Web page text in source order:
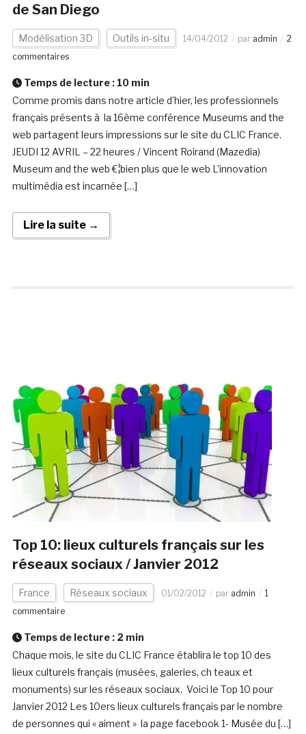
de San Diego
Modélisation 3D Outils in-situ 14/04/2012 par admin
2
commentaires
Temps de lecture : 10 min
Comme promis dans notre article d’hier, les professionnels
français présents à la 16ème conférence Museums and the
web partagent leurs impressions sur le site du CLIC France.
JEUDI 12 AVRIL – 22 heures / Vincent Roirand (Mazedia)
Museum and the web €¦bien plus que le web L’innovation
multimédia est incarnée […]
Lire la suite →
Top 10: lieux culturels français sur les
réseaux sociaux / Janvier 2012
France Réseaux sociaux 01/02/2012 par admin
1
commentaire
Temps de lecture : 2 min
Chaque mois, le site du CLIC France établira le top 10 des
lieux culturels français (musées, galeries, ch teaux et
monuments) sur les réseaux sociaux. Voici le Top 10 pour
Janvier 2012 Les 10ers lieux culturels français par le nombre
de personnes qui « aiment » la page facebook 1- Musée du […]